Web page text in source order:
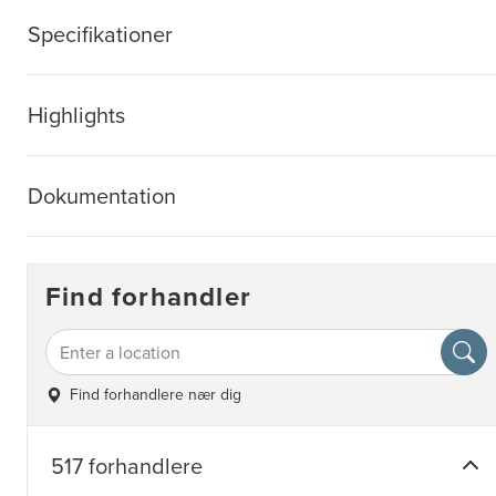
Specifikationer
Highlights
Dokumentation
Find forhandler
Find forhandlere nær dig
517 forhandlere